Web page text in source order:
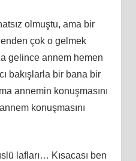
olmuştu, ama bir
çok o gelmek
gelince annem hemen
bakışlarla bir bana bir
annemin konuşmasını
konuşmasını
lafları… Kısacası ben